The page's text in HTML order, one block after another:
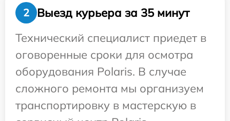
2
Выезд курьера за 35 минут
Технический специалист приедет в
оговоренные сроки для осмотра
оборудования Polaris. В случае
сложного ремонта мы организуем
транспортировку в мастерскую в